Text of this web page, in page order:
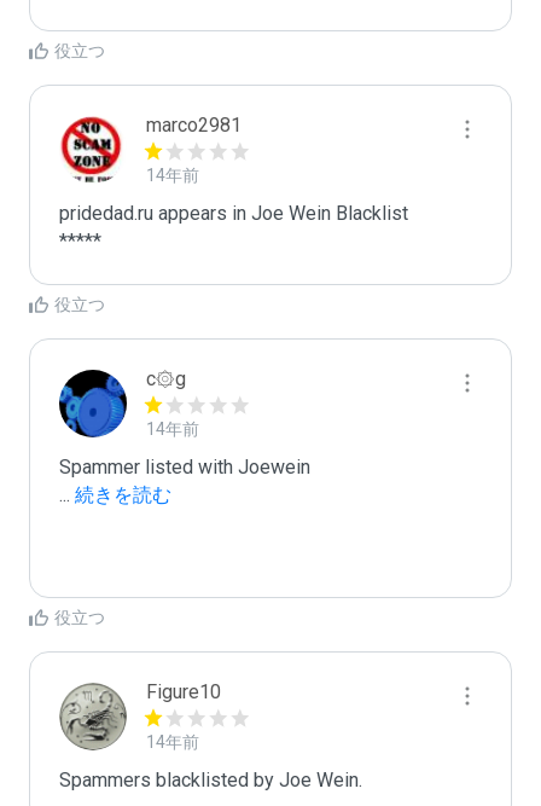
役立つ
marco2981
14年前
pridedad.ru appears in Joe Wein Blacklist
*****
役立つ
c۞g
14年前
... 続きを読む
役立つ
Figure10
14年前
Spammers blacklisted by Joe Wein.